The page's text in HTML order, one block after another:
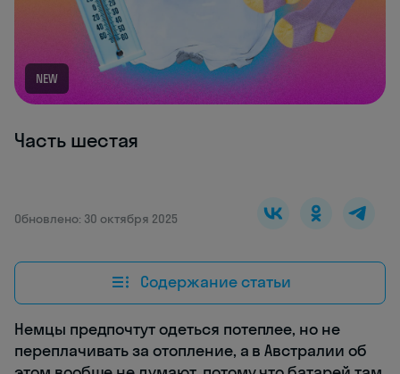
NEW
Часть шестая
Обновлено: 30 октября 2025
Содержание статьи
Немцы предпочтут одеться потеплее, но не
переплачивать за отопление, а в Австралии об